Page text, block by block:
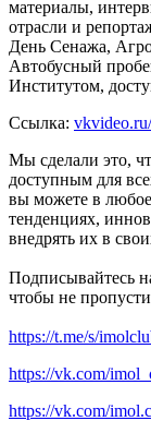
материалы,
отрасли и
День Сенажа,
Автобусный
Институтом,
Ссылка:
Мы сделали это,
доступным для
вы можете в
тенденциях,
внедрять их в
Подписывайтесь
чтобы не
https://t.me/s/
https://vk.com/
https://vk.com/